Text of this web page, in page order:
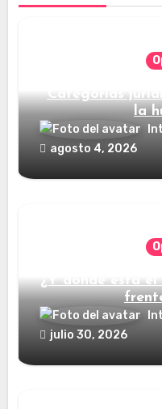
Categorías
la
agosto 4, 2026
¿Y dónde está el
julio 30, 2026